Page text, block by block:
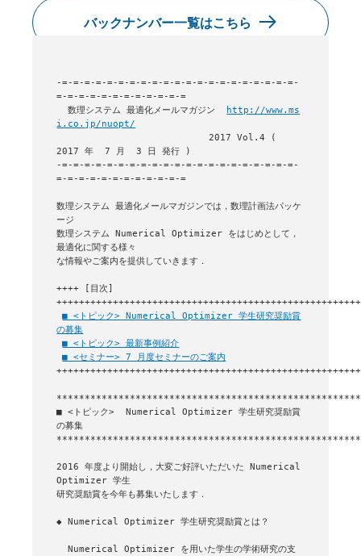
バックナンバー一覧はこちら
-=-=-=-=-=-=-=-=-=-=-=-=-=-=-=-=-=-=-=-=-=-
=-=-=-=-=-=-=-=-=-=-=-=
  数理システム 最適化メールマガジン
http://www.ms
i.co.jp/nuopt/
                           2017 Vol.4 (
2017 年  7 月  3 日 発行 )
-=-=-=-=-=-=-=-=-=-=-=-=-=-=-=-=-=-=-=-=-=-
=-=-=-=-=-=-=-=-=-=-=-=
数理システム 最適化メールマガジンでは，数理計画法パッケ
ージ
数理システム Numerical Optimizer をはじめとして，
最適化に関する様々
な情報やご案内を提供していきます．
++++ [目次]
++++++++++++++++++++++++++++++++++++++++++++++++++++++
■ <トピック> Numerical Optimizer 学生研究奨励賞
の募集
■ <トピック> 最新事例紹介
■ <セミナー> 7 月度セミナーのご案内
■ <トピック>  Numerical Optimizer 学生研究奨励賞
の募集
2016 年度より開始し，大変ご好評いただいた Numerical
Optimizer 学生
研究奨励賞を今年も募集いたします．
◆ Numerical Optimizer 学生研究奨励賞とは？
  Numerical Optimizer を用いた学生の学術研究の支